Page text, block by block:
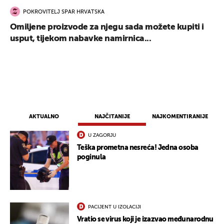
AKTUALNO NAJČITANIJE NAJKOMENTIRANIJE
U ZAGORJU
Teška prometna nesreća! Jedna osoba
poginula
PACIJENT U IZOLACIJI
Vratio se virus koji je izazvao međunarodnu
POKROVITELJ SPAR HRVATSKA
Omiljene proizvode za njegu sada možete kupiti i
usput, tijekom nabavke namirnica...